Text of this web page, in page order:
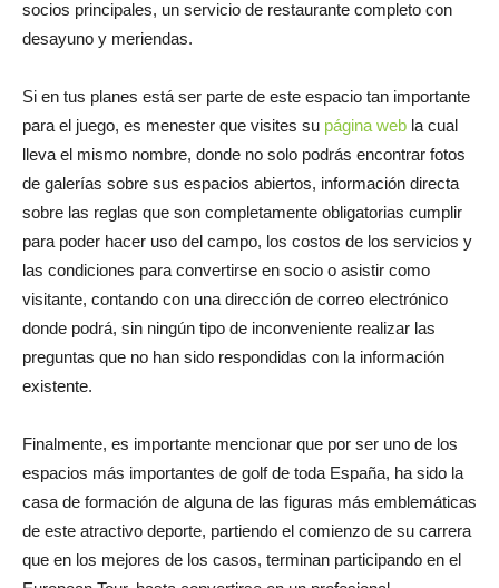
socios principales, un servicio de restaurante completo con
desayuno y meriendas.
Si en tus planes está ser parte de este espacio tan importante
para el juego, es menester que visites su página web la cual
lleva el mismo nombre, donde no solo podrás encontrar fotos
de galerías sobre sus espacios abiertos, información directa
sobre las reglas que son completamente obligatorias cumplir
para poder hacer uso del campo, los costos de los servicios y
las condiciones para convertirse en socio o asistir como
visitante, contando con una dirección de correo electrónico
donde podrá, sin ningún tipo de inconveniente realizar las
preguntas que no han sido respondidas con la información
existente.
Finalmente, es importante mencionar que por ser uno de los
espacios más importantes de golf de toda España, ha sido la
casa de formación de alguna de las figuras más emblemáticas
de este atractivo deporte, partiendo el comienzo de su carrera
que en los mejores de los casos, terminan participando en el